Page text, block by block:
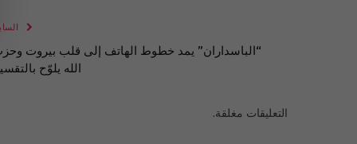
“الباسداران” يمد خطوط الهاتف إلى قلب بيروت
الله يلوّح
التعليقات مغلقة.